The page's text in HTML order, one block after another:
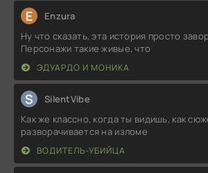
E Enzura
Ну что сказать, эта история просто
Персонажи такие живые, что
ЭДУАРДО И МОНИКА
S SilentVibe
Как же классно, когда ты видишь, как
разворачивается на изломе
ВОДИТЕЛЬ-УБИЙЦА